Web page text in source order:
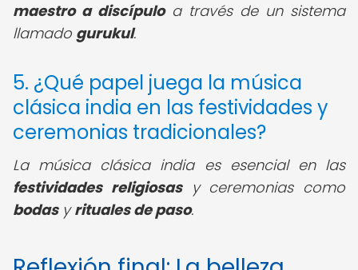
maestro a discípuloa través de un sistema
llamado gurukul.
5. ¿Qué papel juega la música
clásica india en las festividades y
ceremonias tradicionales?
La música clásica india es esencial en las
festividades religiosasy ceremonias como
bodasyrituales de paso.